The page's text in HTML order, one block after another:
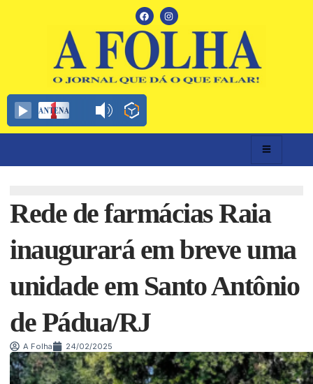
Rede de farmácias Raia
inaugurará em breve uma
unidade em Santo Antônio
de Pádua/RJ
A Folha 24/02/2025